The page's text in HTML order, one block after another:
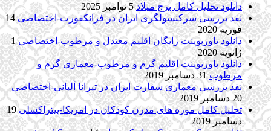
دانلود تحلیل کامل برج میلاد 5 نوامبر 2025
نقد بررسی سرکنسولگری ایران در فرانکفورت-اختصاصی 14
فوریه 2020
دانلود پاورپوینت رایگان اقلیم معتدل و مرطوب-اختصاصی 1
ژانویه 2020
دانلود پاورپوینت اقلیم گرم و مرطوب-معماری گرم و
مرطوب 31 دسامبر 2019
نقد بررسی معماری سفارت ایران در تیرانا آلبانی-اختصاصی
20 دسامبر 2019
تحلیل کامل موزه های مدرن کودکان در امریکا-پیتراکسلی 19
دسامبر 2019